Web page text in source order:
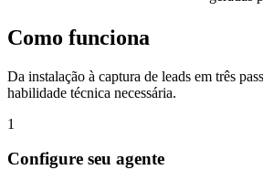
Como funciona
Da instalação à captura de leads em três
habilidade técnica necessária.
1
Configure seu agente